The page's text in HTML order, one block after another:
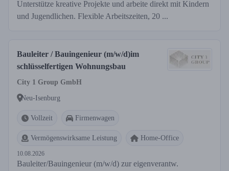
Unterstütze kreative Projekte und arbeite direkt mit Kindern
und Jugendlichen. Flexible Arbeitszeiten, 20 ...
Bauleiter / Bauingenieur (m/w/d)im
schlüsselfertigen Wohnungsbau
City 1 Group GmbH
Neu-Isenburg
Vollzeit Firmenwagen
Vermögenswirksame Leistung Home-Office
10.08.2026
Bauleiter/Bauingenieur (m/w/d) zur eigenverantw.